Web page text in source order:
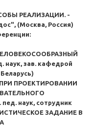
РЕАЛИЗАЦИИ. -
(Москва, Россия)
зав. кафедрой
ПРОЕКТИРОВАНИИ
наук, сотрудник
ЗАДАНИЕ В